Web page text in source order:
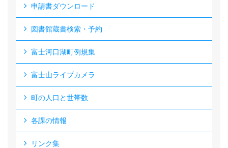
申請書ダウンロード
図書館蔵書検索・予約
富士河口湖町例規集
富士山ライブカメラ
町の人口と世帯数
各課の情報
リンク集